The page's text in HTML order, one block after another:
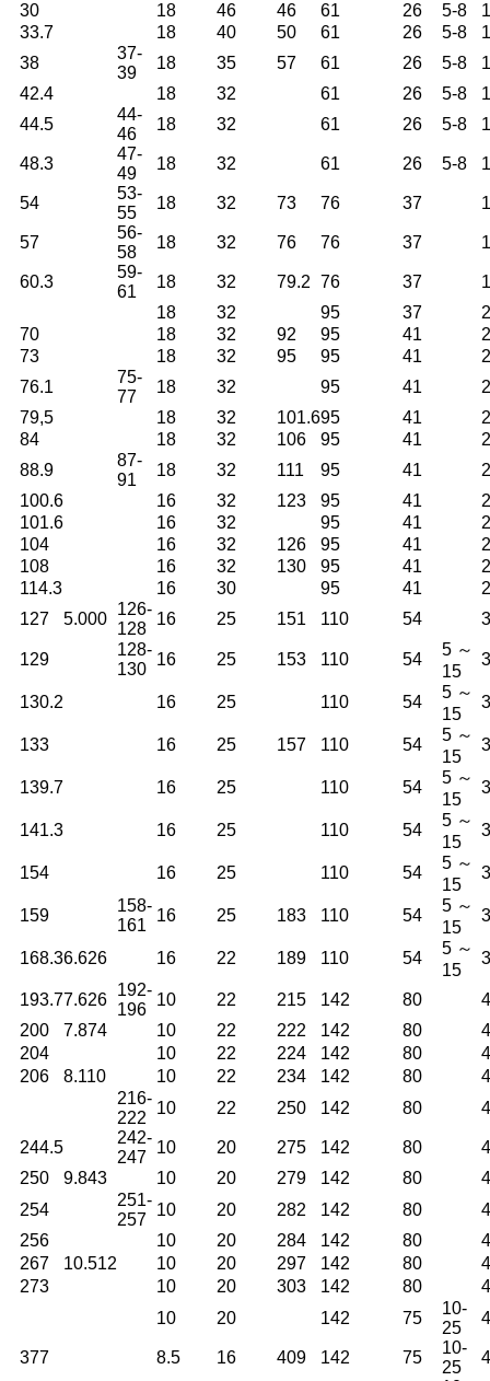
30
18 46 46 61 26 5-8
33.7
18 40 50 61 26 5-8
38
37-
39
18 35 57 61 26 5-8
42.4
18 32 61 26 5-8
44.5
44-
46
18 32 61 26 5-8
48.3
47-
49
18 32 61 26 5-8
54
53-
55
18 32 73 76 37
57
56-
58
18 32 76 76 37
60.3
59-
61
18 32 79.2 76 37
18
32 95 37
70
18 32 92 95 41
73
18 32 95 95 41
76.1
75-
77
18 32 95 41
79,5
18 32 101.695 41
84
18 32 106 95 41
88.9
87-
91
18 32 111 95 41
100.6
16 32 123 95 41
101.6
16 32 95 41
104
16 32 126 95 41
108
16 32 130 95 41
114.3
16 30 95 41
127
5.000
126-
128
16 25 151 110 54
129
128-
130
16 25 153 110 54
5 ～
15
130.2 16 25 110 54
5 ～
15
133 16 25 157 110 54
5 ～
15
139.7 16 25 110 54
5 ～
15
141.3 16 25 110 54
5 ～
15
154 16 25 110 54
5 ～
15
159
158-
161
16 25 183 110 54
5 ～
15
168.36.626 16 22 189 110 54
5 ～
15
193.77.626
192-
196
10 22 215 142 80
200
7.874 10 22 222 142 80
204
10 22 224 142 80
206
8.110 10 22 234 142 80
216-
222
10 22 250 142 80
244.5
242-
247
10 20 275 142 80
250
9.843 10 20 279 142 80
254
251-
257
10 20 282 142 80
256
10 20 284 142 80
267
10.512 10 20 297 142 80
273
10 20 303 142 80
10
20 142 75
10-
25
377 8.5 16 409 142 75
10-
25